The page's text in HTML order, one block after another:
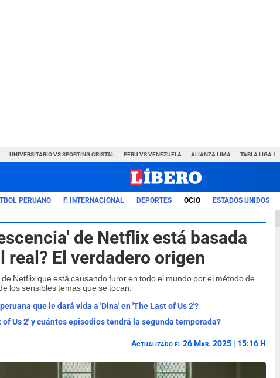
UNIVERSITARIO VS SPORTING CRISTAL PERÚ VS VENEZUELA ALIANZA LIMA TABLA LIGA 1
PERUANO F. INTERNACIONAL DEPORTES OCIO ESTADOS UNIDOS
de Netflix está basada
real? El verdadero origen
Netflix que está causando furor en todo el mundo por el método de
los sensibles temas que se tocan.
que le dará vida a 'Dina' en 'The Last of Us 2'?
Us 2' y cuántos episodios tendrá la segunda temporada?
Actualizado el 26 Mar. 2025 | 15:16 H